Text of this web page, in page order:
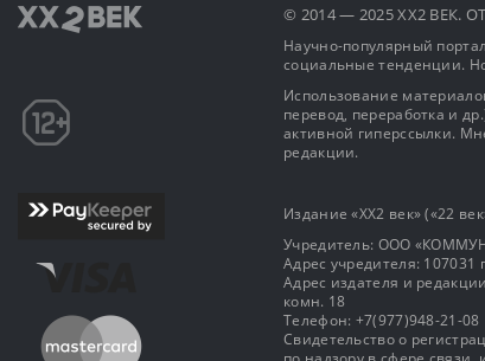
© 2014 — 2025 XX2
Научно-популярный
социальные тенденции.
Использование
перевод, переработка и
активной гиперссылки.
редакции.
Издание «XX2 век» («22
Учредитель: OOO
Адрес учредителя: 107031
Адрес издателя и
комн. 18
Телефон: +7(977)948-21-08
Свидетельство о